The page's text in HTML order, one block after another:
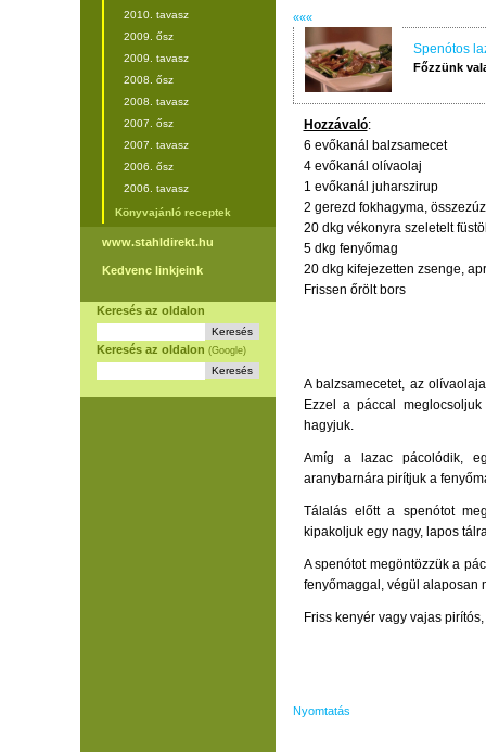
2010. tavasz
2009. ősz
2009. tavasz
2008. ősz
2008. tavasz
2007. ősz
2007. tavasz
2006. ősz
2006. tavasz
Könyvajánló receptek
www.stahldirekt.hu
Kedvenc linkjeink
Keresés az oldalon
Keresés az oldalon (Google)
«««
Spenótos
Főzzünk
Hozzávaló:
6 evőkanál balzsamecet
4 evőkanál olívaolaj
1 evőkanál juharszirup
2 gerezd fokhagyma,
20 dkg vékonyra szeletelt
5 dkg fenyőmag
20 dkg kifejezetten zsenge,
Frissen őrölt bors
A balzsamecetet, az
Ezzel a páccal
hagyjuk.
Amíg a lazac pácolódik,
aranybarnára pirítjuk a
Tálalás előtt a spenótot
kipakoljuk egy nagy, lapos
A spenótot megöntözzük a
fenyőmaggal, végül alaposan
Friss kenyér vagy vajas
Nyomtatás